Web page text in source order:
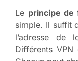
Le principe de
simple. Il suffit
l’adresse de
Différents